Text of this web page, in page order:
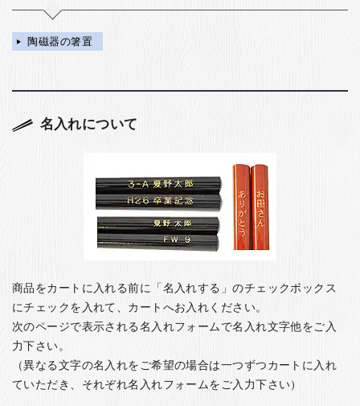
陶磁器の箸置
名入れについて
商品をカートに入れる前に「名入れする」のチェックボックス
にチェックを入れて、カートへお入れください。
次のページで表示される名入れフォームで名入れ文字他をご入
力下さい。
（異なる文字の名入れをご希望の場合は一つずつカートに入れ
ていただき、それぞれ名入れフォームをご入力下さい）